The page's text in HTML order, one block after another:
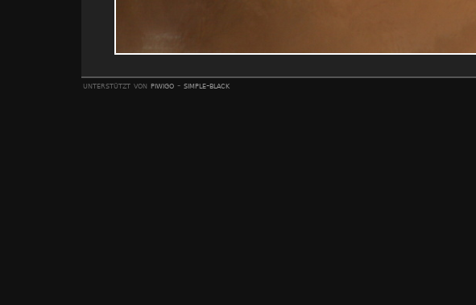
unterstützt von piwigo- simple-black